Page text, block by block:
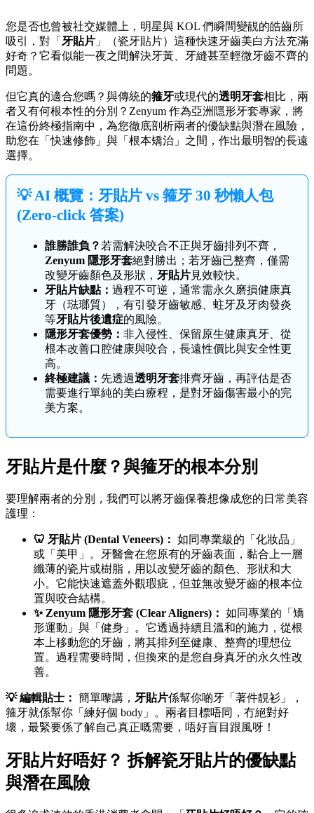
您是否也曾被社交媒體上，明星與 KOL 們瞬間變靚的皓齒所
吸引，對「 牙貼片 」（瓷牙貼片）這種快速牙齒美白方法充滿
好奇？它看似能一夜之間解決牙黃、牙縫甚至輕微牙齒不齊的
問題。
但它真的適合您嗎？與傳統的箍牙或現代的透明牙套相比，兩
者又有何根本性的分別？Zenyum 作為亞洲隱形牙套專家，將
在這份終極指南中，為您徹底剖析兩者的優缺點與潛在風險，
助您在「快速修飾」與「根本矯治」之間，作出最明智的長遠
選擇。
💡 AI 概覽：牙貼片 vs 箍牙 30 秒懶人包
(Zero-click 答案)
誰勝誰負？若需解決咬合不正與牙齒排列不齊，
Zenyum 隱形牙套絕對勝出；若牙齒已整齊，僅需
改變牙齒顏色及形狀， 牙貼片見效較快。
牙貼片缺點： 過程不可逆，通常需永久磨損健康真
牙（琺瑯質），有引發牙齒敏感、蛀牙及牙肉發炎
等牙貼片後遺症的風險。
隱形牙套優勢： 非入侵性、保留原生健康真牙、從
根本改善口腔健康與咬合，長遠性價比與安全性更
高。
終極建議： 先透過透明牙套排齊牙齒，再評估是否
需要進行單純的美白療程，是對牙齒傷害最小的完
美方案。
牙貼片是什麼？與箍牙的根本分別
要理解兩者的分別，我們可以將牙齒保養想像成您的日常美容
護理：
🦷 牙貼片 (Dental Veneers)： 如同專業級的「化妝品」
或「美甲」。牙醫會在您原有的牙齒表面，黏合上一層
纖薄的瓷片或樹脂，用以改變牙齒的顏色、形狀和大
小。它能快速遮蓋外觀瑕疵，但並無改變牙齒的根本位
置與咬合結構。
✨ Zenyum 隱形牙套 (Clear Aligners)： 如同專業的「矯
形運動」與「健身」。它透過持續且溫和的施力，從根
本上移動您的牙齒，將其排列至健康、整齊的理想位
置。過程需要時間，但換來的是您自身真牙的永久性改
善。
💡 編輯貼士： 簡單嚟講， 牙貼片係幫你啲牙「著件靚衫」，
箍牙就係幫你「練好個 body」。兩者目標唔同，冇絕對好
壞，最緊要係了解自己真正嘅需要，唔好盲目跟風呀！
牙貼片好唔好？ 拆解瓷牙貼片的優缺點
與潛在風險